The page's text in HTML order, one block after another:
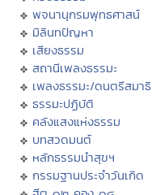
พจนานุกรมพุทธศาสน์
มิลินทปัญหา
เสียงธรรม
สถานีเพลงธรรมะ
เพลงธรรมะ/ดนตรีสมาธิ
ธรรมะปฏิบัติ
คลังแสงแห่งธรรม
บทสวดมนต์
หลักธรรมนำสุขฯ
กรรมฐานประจำวันเกิด